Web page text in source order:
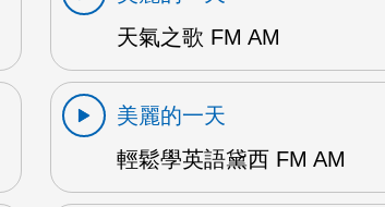
天氣之歌 FM AM
美麗的一天
輕鬆學英語黛西 FM AM